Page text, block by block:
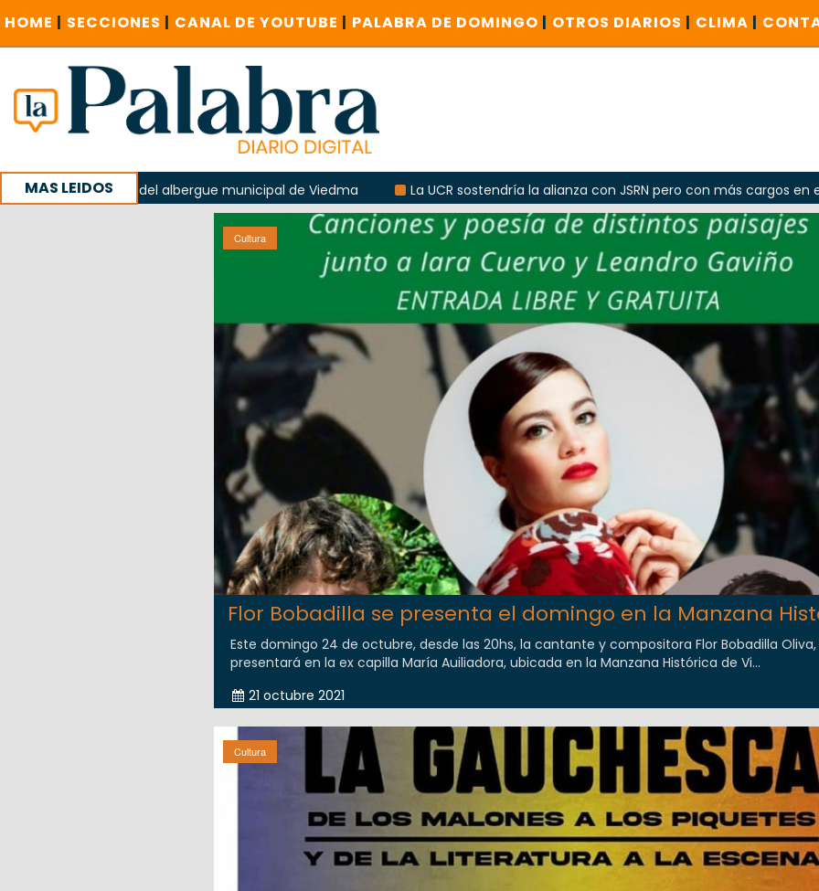
HOME | SECCIONES | CANAL DE YOUTUBE | PALABRA DE DOMINGO | OTROS DIARIOS | CLIMA |
MAS LEIDOS
del albergue municipal de Viedma
La UCR sostendría la alianza con JSRN pero con más cargos en el Gobierno
del Correo Argentino en Sierra Grande
Cultura
Flor Bobadilla se presenta el domingo en la Manzana
Este domingo 24 de octubre, desde las 20hs, la cantante y compositora Flor Bobadilla Oliva,
presentará en la ex capilla María Auiliadora, ubicada en la Manzana Histórica de Vi...
21 octubre 2021
Cultura